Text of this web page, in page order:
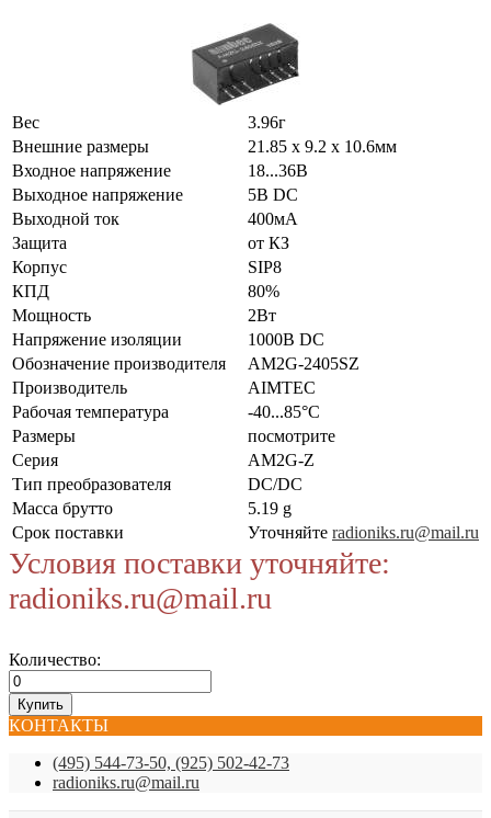
Вес
3.96г
Внешние размеры
21.85 x 9.2 x 10.6мм
Входное напряжение
18...36В
Выходное напряжение
5В DC
Выходной ток
400мА
Защита
от КЗ
Корпус
SIP8
КПД
80%
Мощность
2Вт
Напряжение изоляции
1000В DC
Обозначение производителя
AM2G-2405SZ
Производитель
AIMTEC
Рабочая температура
-40...85°C
Размеры
посмотрите
Серия
AM2G-Z
Тип преобразователя
DC/DC
Масса брутто
5.19 g
Срок поставки
Уточняйте radioniks.ru@mail.ru
Условия поставки уточняйте:
radioniks.ru@mail.ru
Количество:
КОНТАКТЫ
(495) 544-73-50, (925) 502-42-73
radioniks.ru@mail.ru